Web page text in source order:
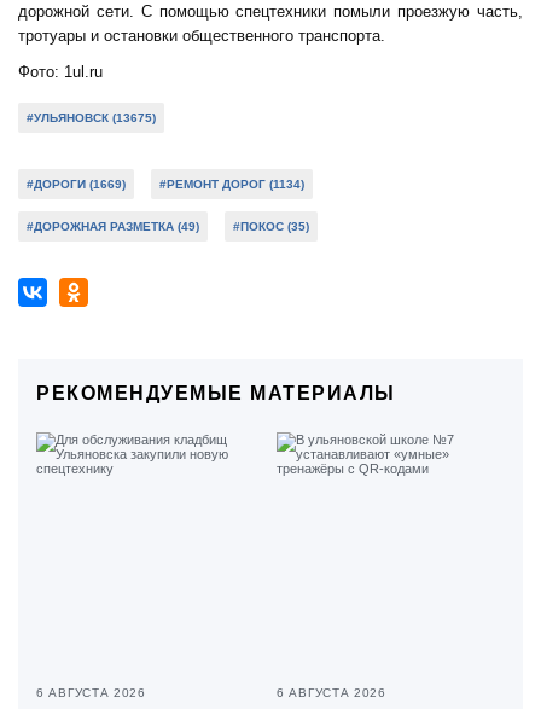
дорожной сети. С помощью спецтехники помыли проезжую часть,
тротуары и остановки общественного транспорта.
Фото: 1ul.ru
#УЛЬЯНОВСК (13675)
#ДОРОГИ (1669) #РЕМОНТ ДОРОГ (1134)
#ДОРОЖНАЯ РАЗМЕТКА (49) #ПОКОС (35)
РЕКОМЕНДУЕМЫЕ МАТЕРИАЛЫ
6 АВГУСТА 2026 6 АВГУСТА 2026